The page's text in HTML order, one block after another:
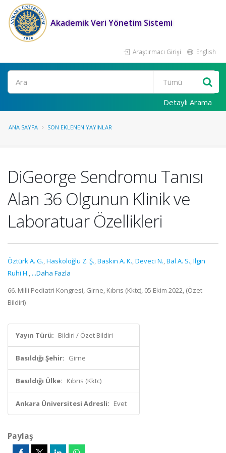
Akademik Veri Yönetim Sistemi
Araştırmacı Girişi English
Ara
Detaylı Arama
ANA SAYFA SON EKLENEN YAYINLAR
DiGeorge Sendromu Tanısı
Alan 36 Olgunun Klinik ve
Laboratuar Özellikleri
Öztürk A. G.,Haskoloğlu Z. Ş.,Baskın A. K.,Deveci N.,Bal A. S.,Ilgın
Ruhi H., ...Daha Fazla
66. Milli Pediatri Kongresi, Girne, Kıbrıs (Kktc), 05 Ekim 2022, (Özet
Bildiri)
Yayın Türü: Bildiri / Özet Bildiri
Basıldığı Şehir: Girne
Basıldığı Ülke: Kıbrıs (Kktc)
Ankara Üniversitesi Adresli: Evet
Paylaş